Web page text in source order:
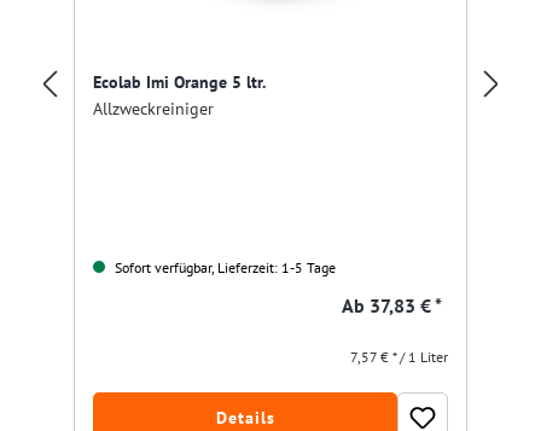
Ecolab Imi Orange 5 ltr.
Allzweckreiniger
Sofort verfügbar, Lieferzeit: 1-5 Tage
Ab 37,83 € *
7,57 € * / 1 Liter
Details